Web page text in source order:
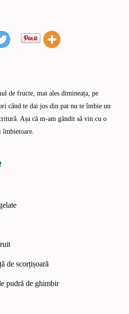
de fructe, mai ales dimineața, pe
când te dai jos din pat nu te îmbie un
Așa că m-am gândit să vin cu o
îmbietoare.
de scorțișoară
pudră de ghimbir